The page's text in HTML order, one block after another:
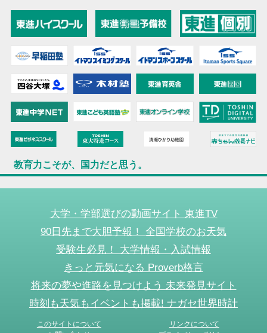
教育力こそが、国力だと思う。
大学・学部選びの動画サイト 東進TV
90日先まで大胆予報！ 全国学校のお天気
受験生必見！ 大学情報・入試情報
きっと元気になる Proverb格言
将来の夢や進路を見つけよう 未来発見サイト
時刻も天気もイベントも掲載! ナガセ世界時計
このサイトについて
リンクについて